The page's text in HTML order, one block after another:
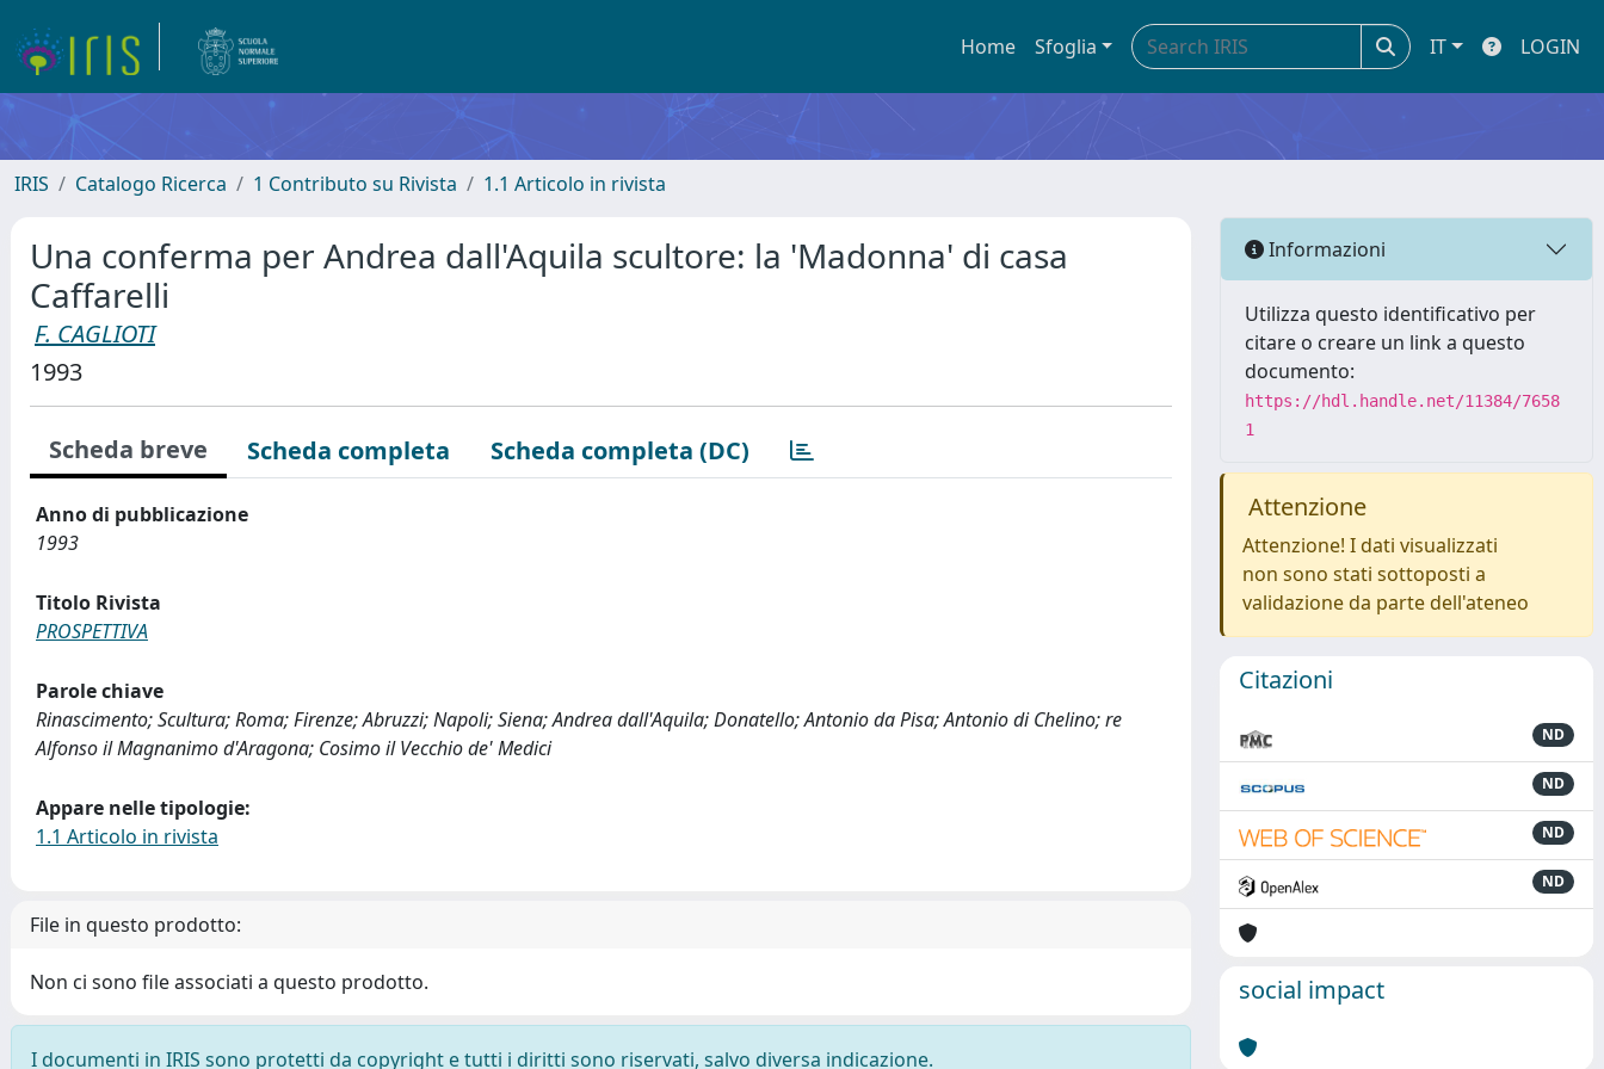
Home Sfoglia IT LOGIN
IRIS Catalogo Ricerca 1 Contributo su Rivista 1.1 Articolo in rivista
Una conferma per Andrea dall'Aquila scultore: la 'Madonna' di casa
Caffarelli
F. CAGLIOTI
1993
Scheda breve Scheda completa Scheda completa (DC)
Anno di pubblicazione
1993
Titolo Rivista
PROSPETTIVA
Parole chiave
Rinascimento; Scultura; Roma; Firenze; Abruzzi; Napoli; Siena; Andrea dall'Aquila; Donatello; Antonio da Pisa; Antonio di Chelino; re
Alfonso il Magnanimo d'Aragona; Cosimo il Vecchio de' Medici
Appare nelle tipologie:
1.1 Articolo in rivista
File in questo prodotto:
Non ci sono file associati a questo prodotto.
I documenti in IRIS sono protetti da copyright e tutti i diritti sono riservati, salvo diversa indicazione.
Informazioni
Utilizza questo identificativo per
citare o creare un link a questo
documento:
https://hdl.handle.net/11384/7658
1
Attenzione
Attenzione! I dati visualizzati
non sono stati sottoposti a
validazione da parte dell'ateneo
Citazioni
ND
ND
ND
ND
social impact